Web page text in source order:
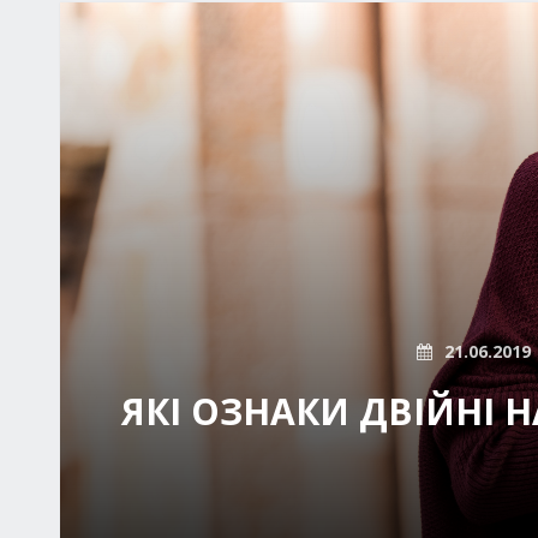
21.06.2019
ЯКІ ОЗНАКИ ДВІЙНІ